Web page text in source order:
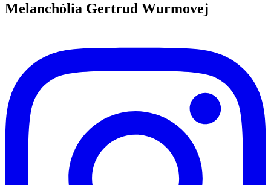
Melanchólia Gertrud Wurmovej